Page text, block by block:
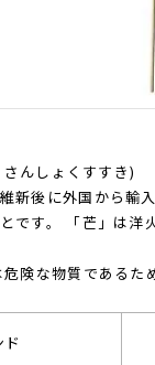
んしょくすすき)
維新後に外国から
です。 「芒」は洋
険な物質であるた
ド